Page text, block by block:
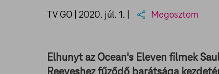
TV GO | 2020. júl. 1. | Megosztom
Elhunyt az Ocean's Eleven filmek
Reeveshez fűződő barátsága